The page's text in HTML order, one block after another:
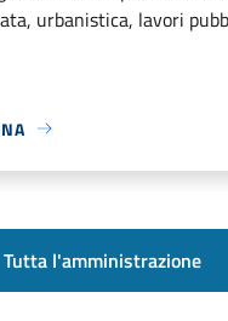
urbanistica, lavori
Tutta l'amministrazione